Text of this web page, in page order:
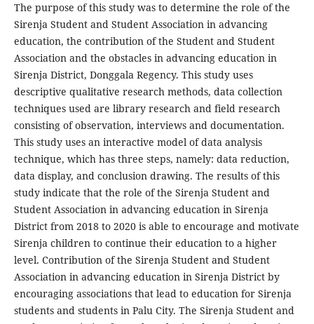
The purpose of this study was to determine the role of the
Sirenja Student and Student Association in advancing
education, the contribution of the Student and Student
Association and the obstacles in advancing education in
Sirenja District, Donggala Regency. This study uses
descriptive qualitative research methods, data collection
techniques used are library research and field research
consisting of observation, interviews and documentation.
This study uses an interactive model of data analysis
technique, which has three steps, namely: data reduction,
data display, and conclusion drawing. The results of this
study indicate that the role of the Sirenja Student and
Student Association in advancing education in Sirenja
District from 2018 to 2020 is able to encourage and motivate
Sirenja children to continue their education to a higher
level. Contribution of the Sirenja Student and Student
Association in advancing education in Sirenja District by
encouraging associations that lead to education for Sirenja
students and students in Palu City. The Sirenja Student and